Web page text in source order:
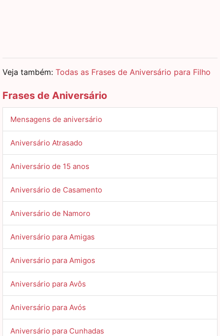
Veja também: Todas as Frases de Aniversário para Filho
Frases de Aniversário
Mensagens de aniversário
Aniversário Atrasado
Aniversário de 15 anos
Aniversário de Casamento
Aniversário de Namoro
Aniversário para Amigas
Aniversário para Amigos
Aniversário para Avôs
Aniversário para Avós
Aniversário para Cunhadas